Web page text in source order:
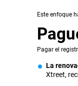
Este enfoque
Pagar el
La
Xtreet,